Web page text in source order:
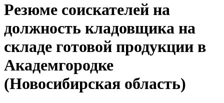
Резюме соискателей на
должность кладовщика на
складе готовой продукции в
Академгородке
(Новосибирская область)